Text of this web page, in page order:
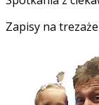
Zapisy na